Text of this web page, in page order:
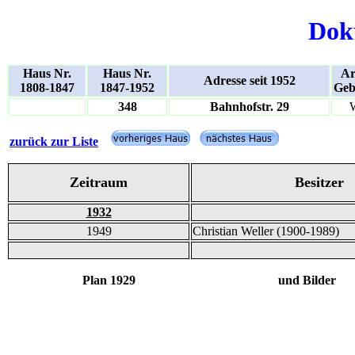
Haus Nr.
1808-1847
Haus Nr.
1847-1952
Adresse seit 1952
348
Bahnhofstr. 29
zurück zur Liste
Zeitraum Besitzer
1932
1949
Christian Weller (1900-1989)
Plan 1929 und Bilder